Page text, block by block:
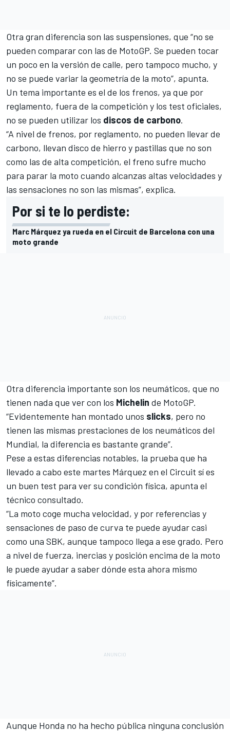
Otra gran diferencia son las suspensiones, que “no se
pueden comparar con las de MotoGP. Se pueden tocar
un poco en la versión de calle, pero tampoco mucho, y
no se puede variar la geometría de la moto”, apunta.
Un tema importante es el de los frenos, ya que por
reglamento, fuera de la competición y los test oficiales,
no se pueden utilizar los discos de carbono.
“A nivel de frenos, por reglamento, no pueden llevar de
carbono, llevan disco de hierro y pastillas que no son
como las de alta competición, el freno sufre mucho
para parar la moto cuando alcanzas altas velocidades y
las sensaciones no son las mismas”, explica.
Por si te lo perdiste:
Marc Márquez ya rueda en el Circuit de Barcelona con una
moto grande
Otra diferencia importante son los neumáticos, que no
tienen nada que ver con los Michelin de MotoGP.
“Evidentemente han montado unos slicks, pero no
tienen las mismas prestaciones de los neumáticos del
Mundial, la diferencia es bastante grande”.
Pese a estas diferencias notables, la prueba que ha
llevado a cabo este martes Márquez en el Circuit sí es
un buen test para ver su condición física, apunta el
técnico consultado.
“La moto coge mucha velocidad, y por referencias y
sensaciones de paso de curva te puede ayudar casi
como una SBK, aunque tampoco llega a ese grado. Pero
a nivel de fuerza, inercias y posición encima de la moto
le puede ayudar a saber dónde esta ahora mismo
físicamente”.
Aunque Honda no ha hecho pública ninguna conclusión